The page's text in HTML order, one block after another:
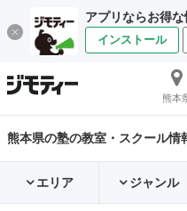
アプリならお得
インストール
熊本
熊本県の塾の教室・スクール情
エリア ジャンル